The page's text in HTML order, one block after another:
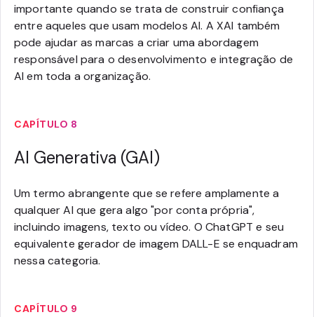
importante quando se trata de construir confiança
entre aqueles que usam modelos AI. A XAI também
pode ajudar as marcas a criar uma abordagem
responsável para o desenvolvimento e integração de
AI em toda a organização.
CAPÍTULO 8
AI Generativa (GAI)
Um termo abrangente que se refere amplamente a
qualquer AI que gera algo "por conta própria",
incluindo imagens, texto ou vídeo. O ChatGPT e seu
equivalente gerador de imagem DALL-E se enquadram
nessa categoria.
CAPÍTULO 9